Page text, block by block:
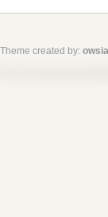
created by: